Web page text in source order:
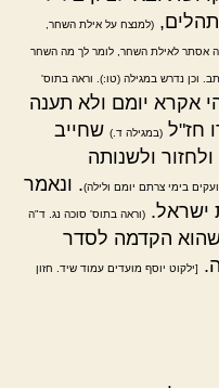
(למנצח על אילת השחר,
אסתר לאילת השחר, לומר לך מה השחר
וכן נדרש במגילה (טו:). וראה בתוס'
אקרא יומם ולא תענה
חז"ל (במגילה ד.) שחייב
ולשנותה
בימי צרתם יומם ולילה). ונאמר
ישראל. (וראה בתוס' סוכה נג. ד"ה
שהוא הקדמה לסדר
[ילקוט יוסף מועדים עמוד שיד. חזון